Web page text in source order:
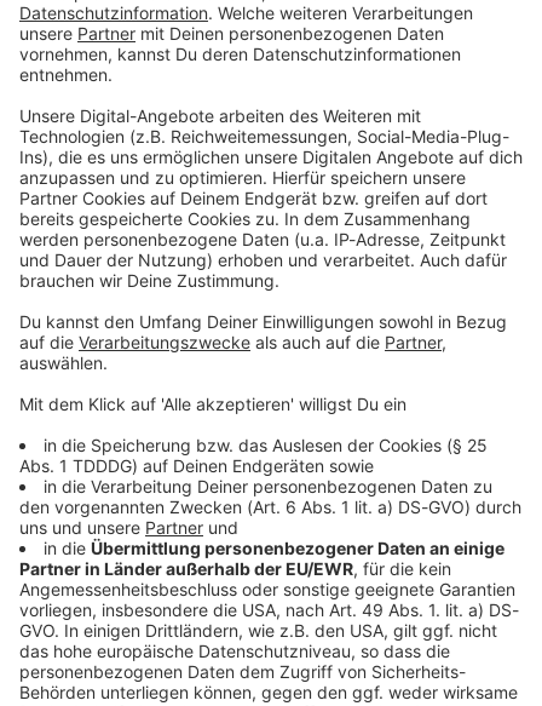
Faith No More - "Midlife Crisis"
Wir benötigen deine Zustimmung, um
Inhalte von YouTube anzuzeigen.
Wir verwenden einen Service eines Drittanbieters, um
externe Inhalte einzubetten. Dieser Service kann Daten
zu deinen Aktivitäten sammeln. Bitte lese dir die Details
durch und stimme der Nutzung des Service zu, um
diese Inhalte anzuzeigen.
Akzeptieren & Inhalt anzeigen
YouTube Video
Verarbeitendes Unternehmen
Google Ireland Limited
Google Building Gordon House, 4 Barrow St, Dublin, D04 E5W5,
Ireland
Details anzeigen